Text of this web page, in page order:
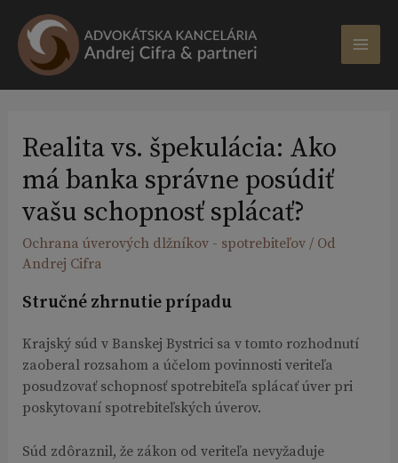
Preskočiť
obsah
Realita vs. špekulácia: Ako
má banka správne posúdiť
vašu schopnosť splácať?
Ochrana úverových dlžníkov - spotrebiteľov/ Od
Andrej Cifra
Stručné zhrnutie prípadu
Krajský súd v Banskej Bystrici sa v tomto rozhodnutí
zaoberal rozsahom a účelom povinnosti veriteľa
posudzovať schopnosť spotrebiteľa splácať úver pri
poskytovaní spotrebiteľských úverov.
Súd zdôraznil, že zákon od veriteľa nevyžaduje